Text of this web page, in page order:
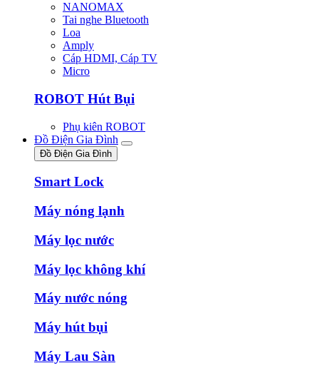
NANOMAX
Tai nghe Bluetooth
Loa
Amply
Cáp HDMI, Cáp TV
Micro
ROBOT Hút Bụi
Phụ kiên ROBOT
Đồ Điện Gia Đình
Đồ Điện Gia Đình
Smart Lock
Máy nóng lạnh
Máy lọc nước
Máy lọc không khí
Máy nước nóng
Máy hút bụi
Máy Lau Sàn